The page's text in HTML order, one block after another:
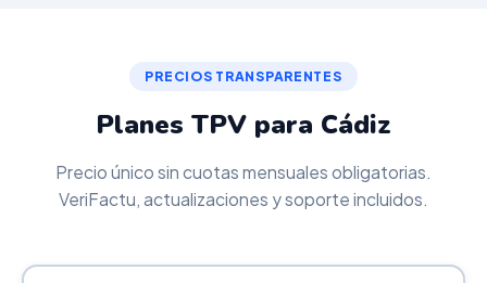
PRECIOS TRANSPARENTES
Planes TPV para Cádiz
Precio único sin cuotas mensuales obligatorias.
VeriFactu, actualizaciones y soporte incluidos.